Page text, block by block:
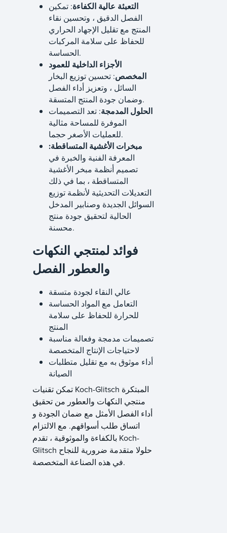
التعبئة عالية الكفاءة: تمكين
الفصل الدقيق ، وتحسين نقاء
المنتج مع تقليل الإجهاد الحراري
للحفاظ على سلامة المركبات
الحساسة.
الأجزاء الداخلية للعمود
المخصص: تحسين توزيع البخار
السائل ، وتعزيز أداء الفصل
وضمان جودة المنتج المتسقة.
الحلول المدمجة: تعد التصميمات
الموفرة للمساحة مثالية
للعمليات الأصغر حجما.
مبخرات الأغشية المتساقطة:
المعرفة الفنية والخبرة في
تصميم أنظمة مبخر الأغشية
المتساقطة ، بما في ذلك
التعديلات التحديثية لأنظمة توزيع
السوائل الجديدة وصنابير المدخل
الحالية لتحقيق جودة منتج
محسنة.
فوائد لمنتجي النكهات
والعطور الفصل
عالي النقاء لجودة متسقة
التعامل مع المواد الحساسة
للحرارة للحفاظ على سلامة
المنتج
تصميمات مدمجة وفعالة مناسبة
لاحتياجات الإنتاج المتخصصة
أداء موثوق به مع تقليل متطلبات
الصيانة
تمكن تقنيات Koch-Glitsch المبتكرة
منتجي النكهات والعطور من تحقيق
أداء الفصل الأمثل مع ضمان الجودة و
اتساق طلب أسواقهم. مع الالتزام
بالكفاءة والموثوقية ، تقدم Koch-
Glitsch حلولا متقدمة ضرورية للنجاح
في هذه الصناعة المتخصصة.